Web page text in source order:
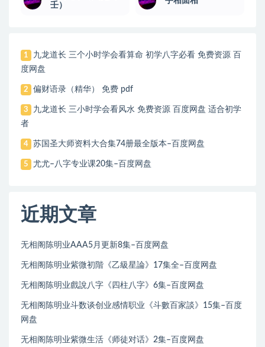
壬）
1
九龙道长 三个小时学会看算命 初学八字必看 免费资源 百
度网盘
2 偏财语录（精华） 免费 pdf
3
九龙道长 三小时学会看风水 免费资源 百度网盘 适合初学
者
4 苏国圣大师资料大合集74册最全版本–百度网盘
5 尤尤–八字专业课20集–百度网盘
近期文章
无相阁陈明业AAA5月更新8集–百度网盘
无相阁陈明业紫微初階《乙級星論》17集全–百度网盘
无相阁陈明业戲說八字《四柱八字》6集–百度网盘
无相阁陈明业斗数谈创业感情职业《斗數百家談》15集–百度
网盘
无相阁陈明业紫微生活《师徒对话》2集–百度网盘